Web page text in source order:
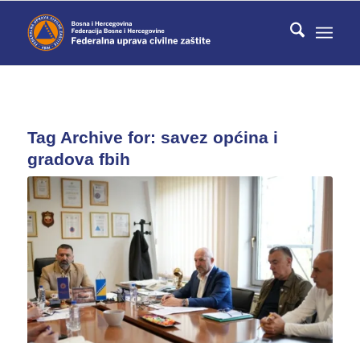
Tag Archive for: savez općina i
gradova fbih